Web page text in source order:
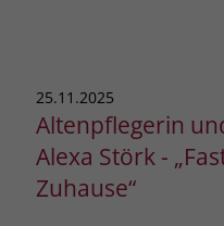
25.11.2025
Altenpflegerin
Alexa Störk -
Zuhause“